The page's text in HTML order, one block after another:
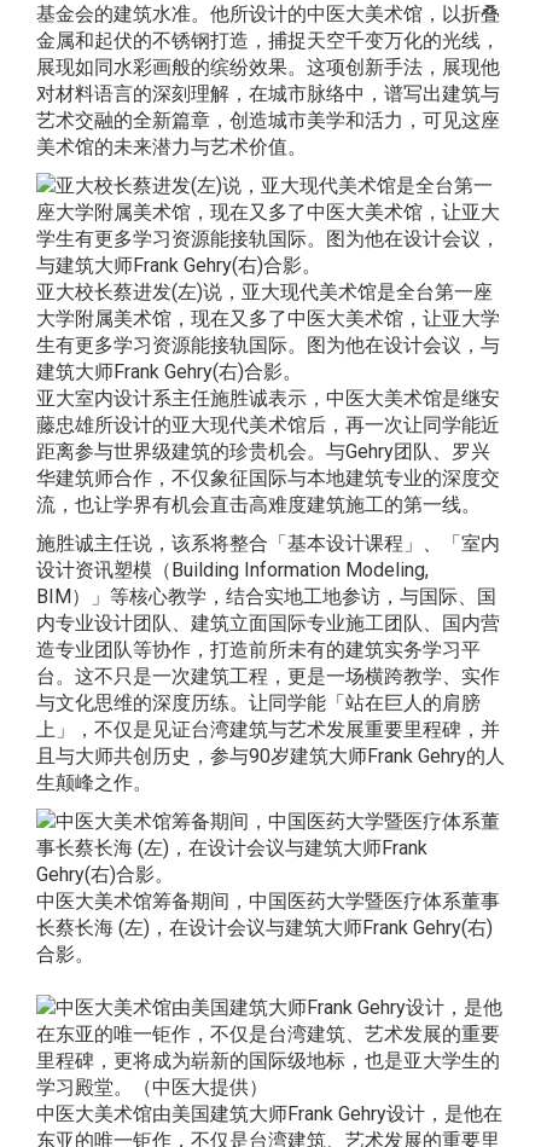
基金会的建筑水准。他所设计的中医大美术馆，以折叠
金属和起伏的不锈钢打造，捕捉天空千变万化的光线，
展现如同水彩画般的缤纷效果。这项创新手法，展现他
对材料语言的深刻理解，在城市脉络中，谱写出建筑与
艺术交融的全新篇章，创造城市美学和活力，可见这座
美术馆的未来潜力与艺术价值。
亚大校长蔡进发(左)说，亚大现代美术馆是全台第一座
大学附属美术馆，现在又多了中医大美术馆，让亚大学
生有更多学习资源能接轨国际。图为他在设计会议，与
建筑大师Frank Gehry(右)合影。
亚大室内设计系主任施胜诚表示，中医大美术馆是继安
藤忠雄所设计的亚大现代美术馆后，再一次让同学能近
距离参与世界级建筑的珍贵机会。与Gehry团队、罗兴
华建筑师合作，不仅象征国际与本地建筑专业的深度交
流，也让学界有机会直击高难度建筑施工的第一线。
施胜诚主任说，该系将整合「基本设计课程」、「室内
设计资讯塑模（Building Information Modeling,
BIM）」等核心教学，结合实地工地参访，与国际、国
内专业设计团队、建筑立面国际专业施工团队、国内营
造专业团队等协作，打造前所未有的建筑实务学习平
台。这不只是一次建筑工程，更是一场横跨教学、实作
与文化思维的深度历练。让同学能「站在巨人的肩膀
上」，不仅是见证台湾建筑与艺术发展重要里程碑，并
且与大师共创历史，参与90岁建筑大师Frank Gehry的人
生颠峰之作。
中医大美术馆筹备期间，中国医药大学暨医疗体系董事
长蔡长海 (左)，在设计会议与建筑大师Frank Gehry(右)
合影。
中医大美术馆由美国建筑大师Frank Gehry设计，是他在
东亚的唯一钜作，不仅是台湾建筑、艺术发展的重要里